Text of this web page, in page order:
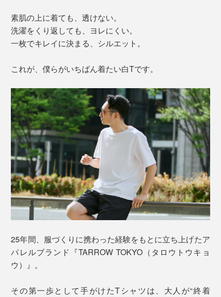
素肌の上に着ても、透けない。
洗濯をくり返しても、ヨレにくい。
一枚でキレイに決まる、シルエット。
これが、僕らがいちばん着たい白Tです。
25年間、服づくりに携わった経験をもとに立ち上げたア
パレルブランド『TARROW TOKYO（タロウトウキョ
ウ）』。
その第一歩として手がけたTシャツは、大人が“終着